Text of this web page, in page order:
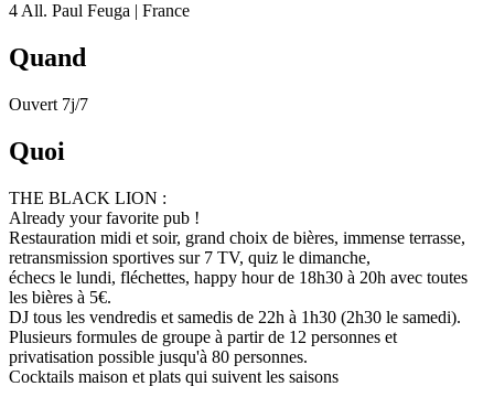
4 All. Paul Feuga | France
Quand
Ouvert 7j/7
Quoi
THE BLACK LION :
Already your favorite pub !
Restauration midi et soir, grand choix de bières, immense terrasse,
retransmission sportives sur 7 TV, quiz le dimanche,
échecs le lundi, fléchettes, happy hour de 18h30 à 20h avec toutes
les bières à 5€.
DJ tous les vendredis et samedis de 22h à 1h30 (2h30 le samedi).
Plusieurs formules de groupe à partir de 12 personnes et
privatisation possible jusqu'à 80 personnes.
Cocktails maison et plats qui suivent les saisons